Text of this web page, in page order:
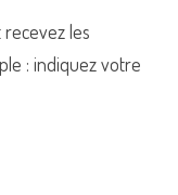
les
: indiquez votre